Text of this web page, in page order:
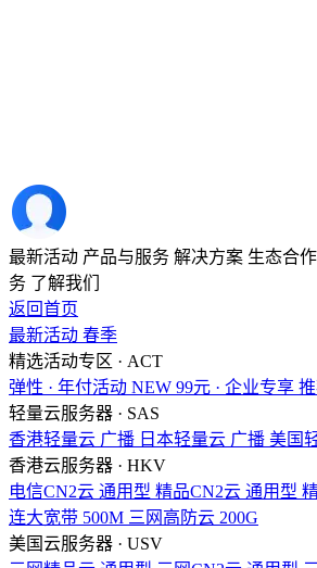
最新活动 产品与服务 解决方案 生态合作
务 了解我们
返回首页
最新活动 春季
精选活动专区 · ACT
弹性 · 年付活动 NEW 99元 · 企业专享
轻量云服务器 · SAS
香港轻量云 广播 日本轻量云 广播 美国
香港云服务器 · HKV
电信CN2云 通用型 精品CN2云 通用型
连大宽带 500M 三网高防云 200G
美国云服务器 · USV